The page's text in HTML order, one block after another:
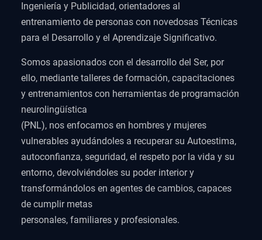
Ingeniería y Publicidad, orientadores al
entrenamiento de personas con novedosas Técnicas
para el Desarrollo y el Aprendizaje Significativo.
Somos apasionados con el desarrollo del Ser, por
ello, mediante talleres de formación, capacitaciones
y entrenamientos con herramientas de programación
neurolingüística
(PNL), nos enfocamos en hombres y mujeres
vulnerables ayudándoles a recuperar su Autoestima,
autoconfianza, seguridad, el respeto por la vida y su
entorno, devolviéndoles su poder interior y
transformándolos en agentes de cambios, capaces
de cumplir metas
personales, familiares y profesionales.